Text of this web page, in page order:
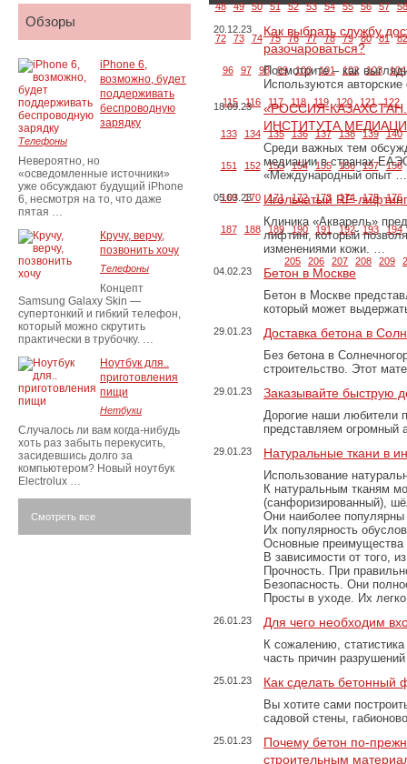
48 49 50 51 52 53 54 55 56 57 58
72 73 74 75 76 77 78 79 80 81 82
96 97 98 99 100 101 102 103 104
115 116 117 118 119 120 121 122
133 134 135 136 137 138 139 140
151 152 153 154 155 156 157 158
169 170 171 172 173 174 175 176
187 188 189 190 191 192 193 194
205 206 207 208 209
20.12.23
Как выбрать службу
разочароваться?
Посмотрите – как
Используются
18.09.23
«РОССИЯ-
ИНСТИТУТА
Среди важных тем
медиации в странах
«Международный опыт …
05.03.23 Игольчатый RF-
Клиника «Акварель»
лифтинг, который
изменениями кожи. …
04.02.23 Бетон в Москве
Бетон в Москве
который может
29.01.23 Доставка бетона в
Без бетона в
строительство. Этот
29.01.23 Заказывайте быструю
Дорогие наши любители
представляем огромный
29.01.23 Натуральные ткани в
Использование
К натуральным тканям
(санфоризированный),
Они наиболее популярны
Их популярность
Основные преимущества
В зависимости от того,
Прочность. При
Безопасность. Они
Просты в уходе. Их
26.01.23 Для чего необходим
К сожалению,
часть причин
25.01.23 Как сделать бетонный
Вы хотите сами
садовой стены,
25.01.23
Почему бетон по-
строительным
Обзоры
iPhone 6,
возможно, будет
поддерживать
беспроводную
зарядку
Телефоны
Невероятно, но
«осведомленные источники»
уже обсуждают будущий iPhone
6, несмотря на то, что даже
пятая …
Кручу, верчу,
позвонить хочу
Телефоны
Концепт
Samsung Galaxy Skin —
супертонкий и гибкий телефон,
который можно скрутить
практически в трубочку. …
Ноутбук для..
приготовления
пищи
Нетбуки
Случалось ли вам когда-нибудь
хоть раз забыть перекусить,
засидевшись долго за
компьютером? Новый ноутбук
Electrolux …
Смотреть все